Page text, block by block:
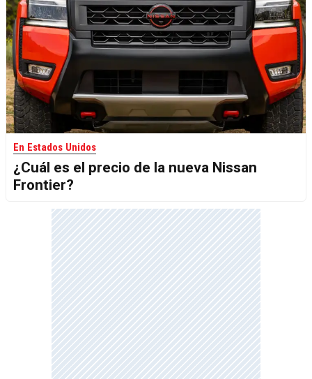
En Estados Unidos
¿Cuál es el precio de la nueva Nissan
Frontier?